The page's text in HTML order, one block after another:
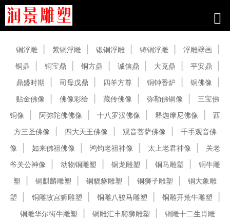
铜浮雕 紫铜浮雕 锻铜浮雕 铸铜浮雕
浮雕壁画
铜鼎
铜宝鼎 铜方鼎 诚信鼎 大克鼎
平安鼎
鼎盛时期
司母戊鼎 四羊方尊 铜钟香炉
铜佛像
贴金佛像
佛像彩绘 藏传佛像 弥勒佛铜像
三宝佛
铜像
阿弥陀佛佛像 十八罗汉佛像 释迦摩尼佛像
西
方三圣佛像
四大天王佛像 观音菩萨佛像
千手观音佛
像
如来佛祖佛像 鸿钧老祖神像 太上老君神像
关老
爷关公神像
动物铜雕塑 铜龙雕塑 铜马雕塑
铜牛雕
塑
铜麒麟雕塑 铜貔貅雕塑 铜狮子雕塑
铜大象雕
塑
铜雕故宫狮雕塑 铜雕八骏马雕塑
铜雕开荒牛雕塑
铜雕华尔街牛雕塑
铜雕汇丰爬狮雕塑
铜雕十二生肖雕